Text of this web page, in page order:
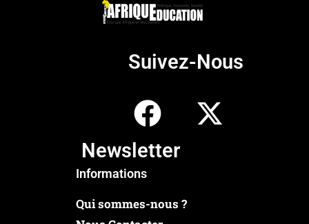
Suivez-Nous
Newsletter
Informations
Qui sommes-nous ?